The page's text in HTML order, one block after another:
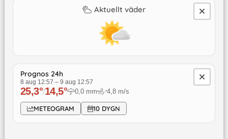
Aktuellt väder
Prognos 24h
8 aug 12:57 – 9 aug 12:57
25,3°/14,5° 0,0 mm ↓4,8 m/s
METEOGRAM 10 DYGN